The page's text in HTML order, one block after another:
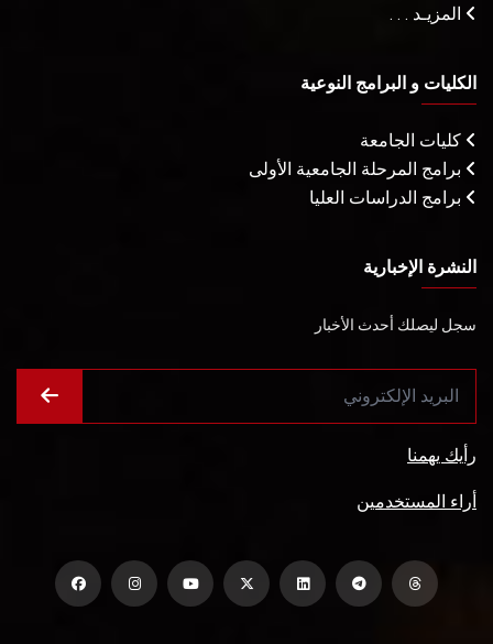
المزيـد . . .
الكليات و البرامج النوعية
كليات الجامعة
برامج المرحلة الجامعية الأولى
برامج الدراسات العليا
النشرة الإخبارية
سجل ليصلك أحدث الأخبار
رأيك يهمنا
أراء المستخدمين